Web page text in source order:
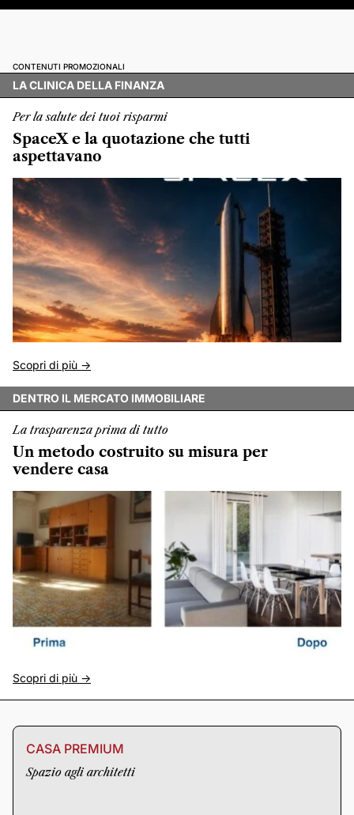
CONTENUTI PROMOZIONALI
LA CLINICA DELLA FINANZA
Per la salute dei tuoi risparmi
SpaceX e la quotazione che tutti
aspettavano
Scopri di più ->
DENTRO IL MERCATO IMMOBILIARE
La trasparenza prima di tutto
Un metodo costruito su misura per
vendere casa
Scopri di più ->
CASA PREMIUM
Spazio agli architetti